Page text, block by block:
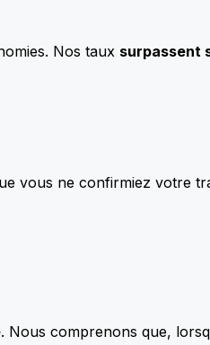
Nos taux surpassent
vous ne confirmiez votre
. Nous comprenons que,